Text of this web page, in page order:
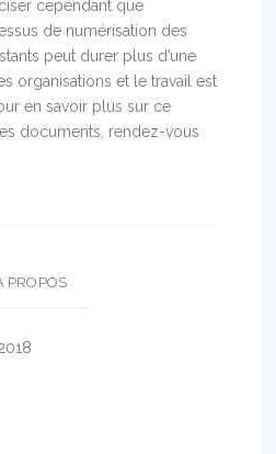
cependant que
de numérisation des
peut durer plus d’une
organisations et le travail est
en savoir plus sur ce
documents, rendez-vous
PROPOS